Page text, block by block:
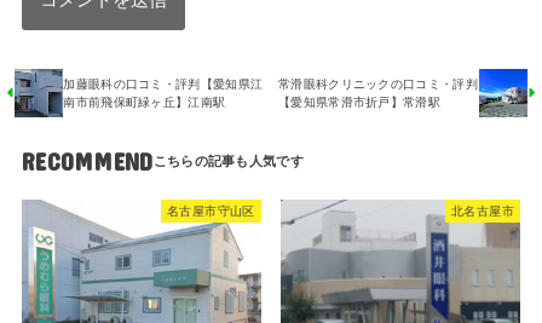
加藤眼科の口コミ・評判【愛知県江
南市前飛保町緑ヶ丘】江南駅
常滑眼科クリニックの口コミ・評判
【愛知県常滑市折戸】常滑駅
RECOMMEND
名古屋市守山区 北名古屋市